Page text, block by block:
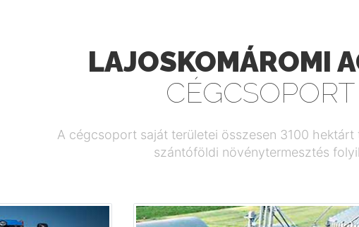
LAJOSKOMÁROMI
CÉGCSOPORT
A cégcsoport saját területei összesen 3100 hektárt
szántóföldi növénytermesztés